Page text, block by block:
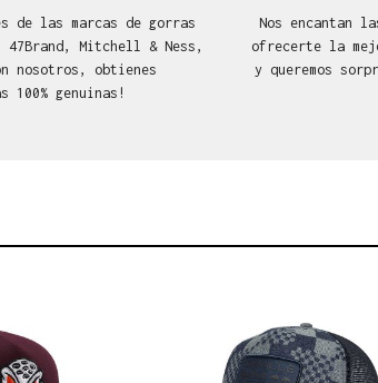
de las marcas de gorras
47Brand, Mitchell & Ness,
nosotros, obtienes
100% genuinas!
Nos encantan
ofrecerte la
y queremos